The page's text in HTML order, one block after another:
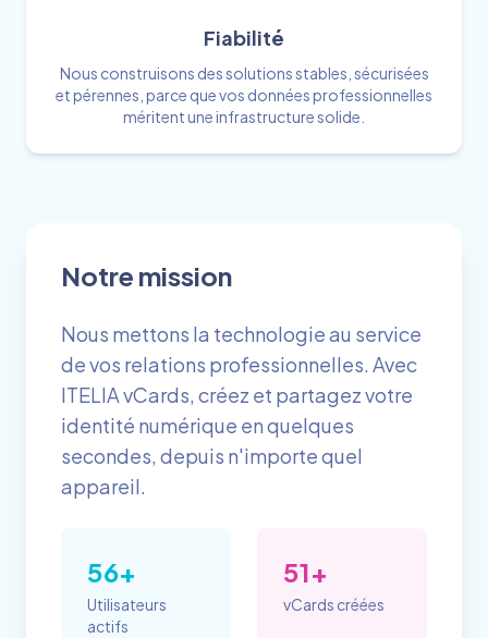
Fiabilité
Nous construisons des solutions stables, sécurisées
et pérennes, parce que vos données professionnelles
méritent une infrastructure solide.
Notre mission
Nous mettons la technologie au service
de vos relations professionnelles. Avec
ITELIA vCards, créez et partagez votre
identité numérique en quelques
secondes, depuis n'importe quel
appareil.
56+
Utilisateurs
actifs
51+
vCards créées